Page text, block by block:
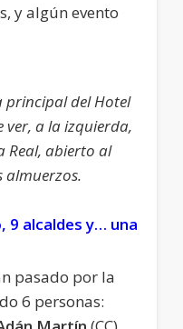
y algún evento
principal del Hotel
ver, a la izquierda,
Real, abierto al
9 alcaldes y… una
pasado por la
6 personas: